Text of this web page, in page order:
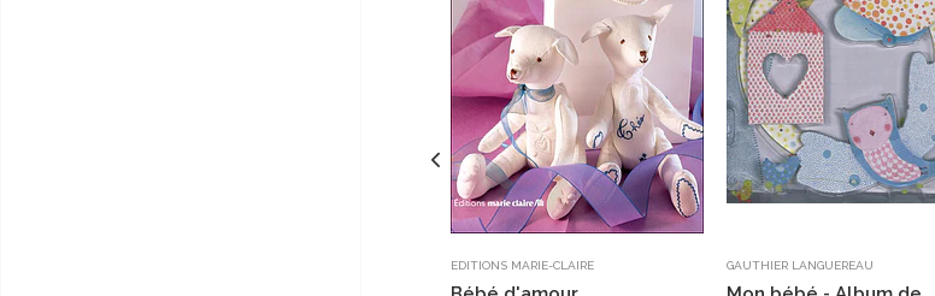
EDITIONS MARIE-CLAIRE GAUTHIER LANGUEREAU